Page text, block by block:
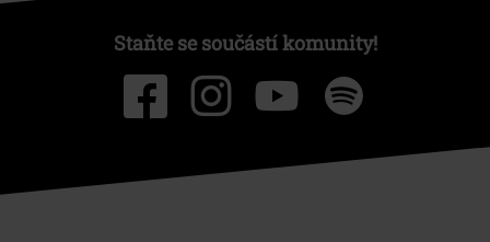
Staňte se součástí komunity!